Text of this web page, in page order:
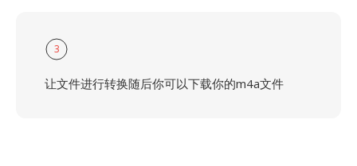
3
让文件进行转换随后你可以下载你的m4a文件